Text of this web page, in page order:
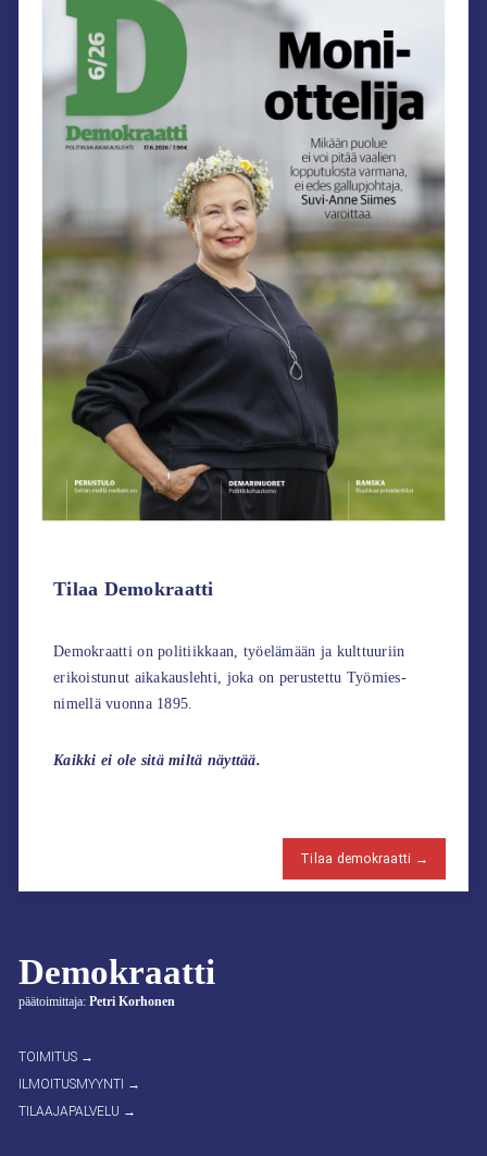
Demokraatti
päätoimittaja: Petri Korhonen
TOIMITUS →
ILMOITUSMYYNTI →
TILAAJAPALVELU →
Tilaa Demokraatti
Demokraatti on politiikkaan, työelämään ja kulttuuriin
erikoistunut aikakauslehti, joka on perustettu Työmies-
nimellä vuonna 1895.
Kaikki ei ole sitä miltä näyttää.
Tilaa demokraatti →